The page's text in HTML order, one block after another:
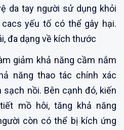
da tay người sử dụng khỏi
yếu tố có thể gây hại.
đa dạng về kích thước
giảm khả năng cầm nắm
năng thao tác chính xác
sạch nồi. Bên cạnh đó, kiến
mồ hôi, tăng khả năng
còn có thể bị kích ứng